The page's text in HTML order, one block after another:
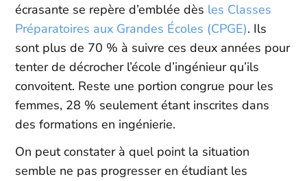
écrasante se repère d’emblée dès les Classes
Préparatoires aux Grandes Écoles (CPGE). Ils
sont plus de 70 % à suivre ces deux années pour
tenter de décrocher l’école d’ingénieur qu’ils
convoitent. Reste une portion congrue pour les
femmes, 28 % seulement étant inscrites dans
des formations en ingénierie.
On peut constater à quel point la situation
semble ne pas progresser en étudiant les